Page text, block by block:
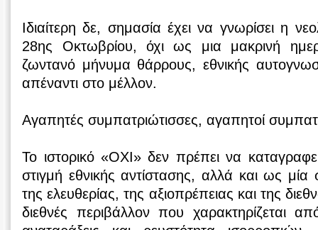
Ιδιαίτερη δε, σημασία έχει να γνωρίσει η
28ης Οκτωβρίου, όχι ως μια μακρινή
ζωντανό μήνυμα θάρρους, εθνικής
απέναντι στο μέλλον.
Αγαπητές συμπατριώτισσες, αγαπητοί
Το ιστορικό «ΟΧΙ» δεν πρέπει να
στιγμή εθνικής αντίστασης, αλλά και ως
της ελευθερίας, της αξιοπρέπειας και της
διεθνές περιβάλλον που χαρακτηρίζεται